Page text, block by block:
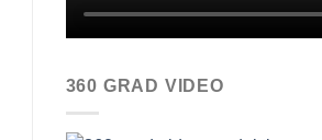
360 GRAD VIDEO